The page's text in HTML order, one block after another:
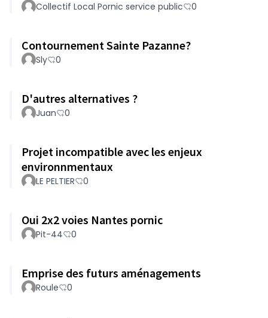
Collectif Local Pornic service public 0
Contournement Sainte Pazanne?
Sly 0
D'autres alternatives ?
Juan 0
Projet incompatible avec les enjeux
environnmentaux
LE PELTIER 0
Oui 2x2 voies Nantes pornic
Pit-44 0
Emprise des futurs aménagements
Roule 0